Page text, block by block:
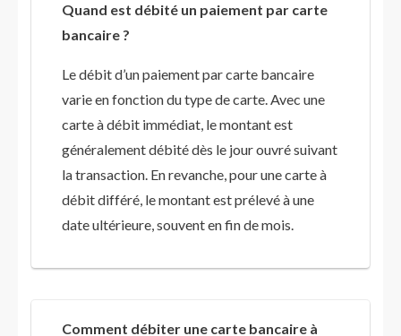
Quand est débité un paiement par carte
bancaire ?
Le débit d’un paiement par carte bancaire
varie en fonction du type de carte. Avec une
carte à débit immédiat, le montant est
généralement débité dès le jour ouvré suivant
la transaction. En revanche, pour une carte à
débit différé, le montant est prélevé à une
date ultérieure, souvent en fin de mois.
Comment débiter une carte bancaire à